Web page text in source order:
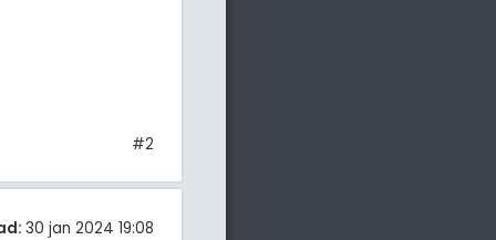
#2
30 jan 2024 19:08